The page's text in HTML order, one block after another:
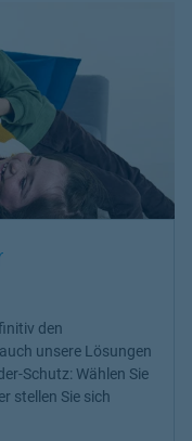
den
unsere Lösungen
Schutz: Wählen Sie
stellen Sie sich